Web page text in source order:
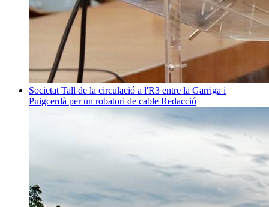
Societat Tall de la circulació a l'R3 entre la Garriga i
Puigcerdà per un robatori de cable Redacció